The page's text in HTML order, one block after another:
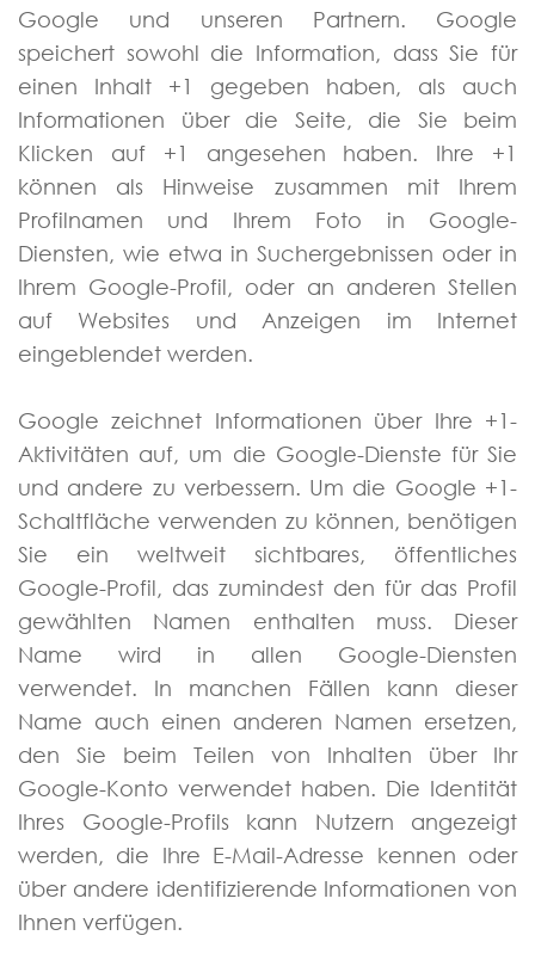
Google und unseren Partnern. Google
speichert sowohl die Information, dass Sie für
einen Inhalt +1 gegeben haben, als auch
Informationen über die Seite, die Sie beim
Klicken auf +1 angesehen haben. Ihre +1
können als Hinweise zusammen mit Ihrem
Profilnamen und Ihrem Foto in Google-
Diensten, wie etwa in Suchergebnissen oder in
Ihrem Google-Profil, oder an anderen Stellen
auf Websites und Anzeigen im Internet
eingeblendet werden.
Google zeichnet Informationen über Ihre +1-
Aktivitäten auf, um die Google-Dienste für Sie
und andere zu verbessern. Um die Google +1-
Schaltfläche verwenden zu können, benötigen
Sie ein weltweit sichtbares, öffentliches
Google-Profil, das zumindest den für das Profil
gewählten Namen enthalten muss. Dieser
Name wird in allen Google-Diensten
verwendet. In manchen Fällen kann dieser
Name auch einen anderen Namen ersetzen,
den Sie beim Teilen von Inhalten über Ihr
Google-Konto verwendet haben. Die Identität
Ihres Google-Profils kann Nutzern angezeigt
werden, die Ihre E-Mail-Adresse kennen oder
über andere identifizierende Informationen von
Ihnen verfügen.